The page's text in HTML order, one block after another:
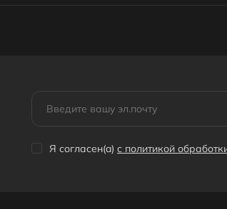
Я согласен(a) с политикой